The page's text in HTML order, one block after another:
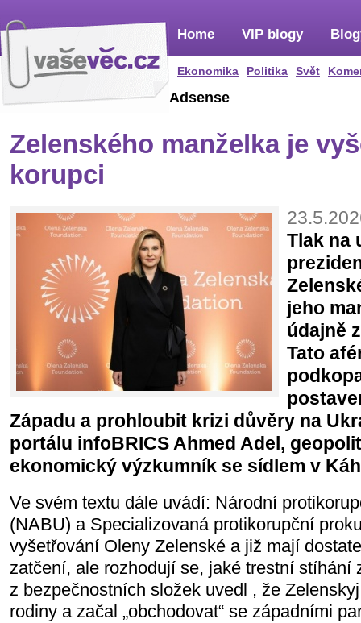
Home
Ekonomika Politika Svět
VIP blogy
Adsense
Zelenského manželka je
korupci
Tlak na
jeho
údajně
Tato
Západu a prohloubit krizi důvěry na
portálu infoBRICS Ahmed Adel,
ekonomický výzkumník se sídlem v
Ve svém textu dále uvádí: Národní
(NABU) a Specializovaná protikorupční
vyšetřování Oleny Zelenské a již mají
zatčení, ale rozhodují se, jaké trestní stíhání
z bezpečnostních složek uvedl , že
rodiny a začal „obchodovat“ se západními